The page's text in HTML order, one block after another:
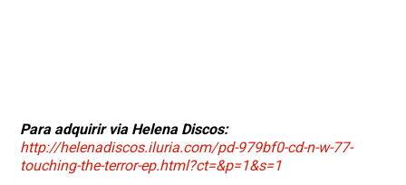
Para adquirir via Helena Discos:
http://helenadiscos.iluria.com/pd-979bf0-cd-n-w-77-
touching-the-terror-ep.html?ct=&p=1&s=1